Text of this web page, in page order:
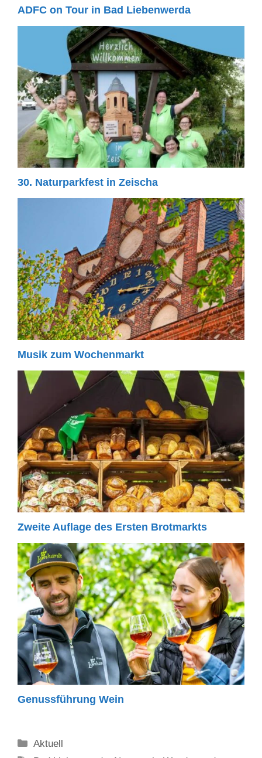
ADFC on Tour in Bad Liebenwerda
30. Naturparkfest in Zeischa
Musik zum Wochenmarkt
Zweite Auflage des Ersten Brotmarkts
Genussführung Wein
Kategorien
Aktuell